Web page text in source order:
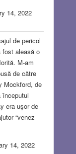
14, 2022
de pericol
aleasă o
M-am
de către
Mockford, de
începutul
era uşor de
“venez
14, 2022